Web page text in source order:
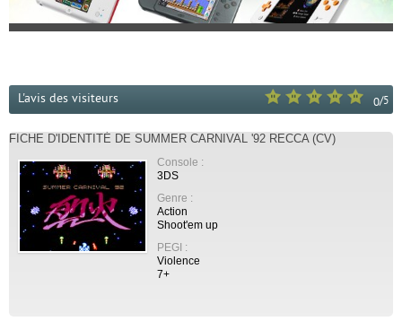
0/5
L'avis des visiteurs
FICHE D'IDENTITÉ DE SUMMER CARNIVAL '92 RECCA (CV)
Console :
3DS
Genre :
Action
Shoot'em up
PEGI :
Violence
7+